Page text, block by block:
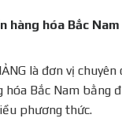
hàng hóa Bắc
là đơn vị
hóa Bắc Nam bằng
phương thức.